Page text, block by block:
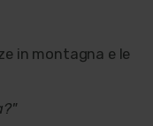
in montagna e le